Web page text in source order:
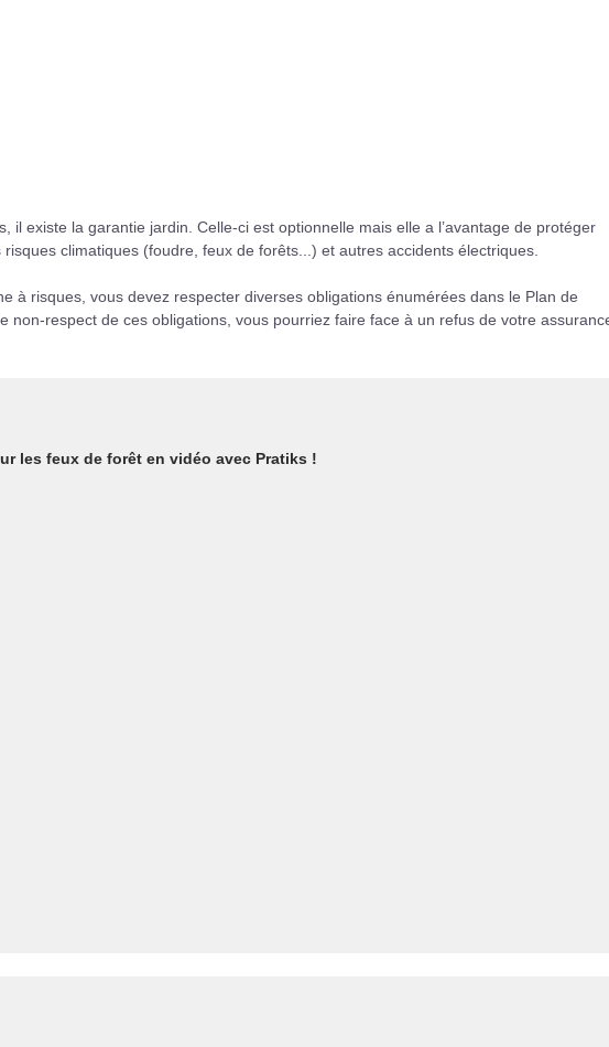
il existe la garantie jardin. Celle-ci est optionnelle mais elle a l’avantage de protéger
climatiques (foudre, feux de forêts...) et autres accidents électriques.
à risques, vous devez respecter diverses obligations énumérées dans le Plan de
non-respect de ces obligations, vous pourriez faire face à un refus de votre
les feux de forêt en vidéo avec Pratiks !